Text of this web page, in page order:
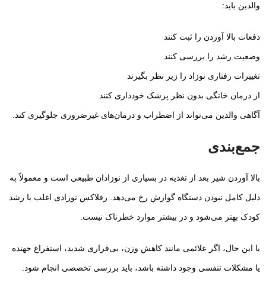
والدین باید:
دفعات بالا آوردن را ثبت کنند
وضعیت رشد را بررسی کنند
تغییرات رفتاری نوزاد را زیر نظر بگیرند
از درمان خانگی بدون نظر پزشک خودداری کنند
آگاهی والدین می‌تواند از اضطراب و درمان‌های غیرضروری جلوگیری کند.
جمع‌بندی
بالا آوردن شیر بعد از تغذیه در بسیاری از نوزادان طبیعی است و معمولاً به
دلیل کامل نبودن دستگاه گوارش رخ می‌دهد. رفلاکس نوزادی اغلب با رشد
کودک بهتر می‌شود و در بیشتر موارد خطرناک نیست.
با این حال، اگر علائمی مانند کاهش وزن، بی‌قراری شدید، استفراغ جهنده
یا مشکلات تنفسی وجود داشته باشد، باید بررسی تخصصی انجام شود.